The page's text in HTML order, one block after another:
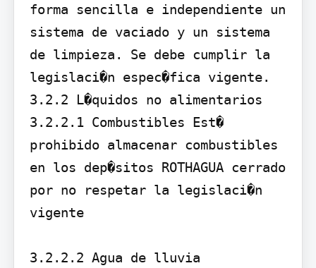
forma sencilla e independiente un
sistema de vaciado y un sistema
de limpieza. Se debe cumplir la
legislaci�n espec�fica vigente.
3.2.2 L�quidos no alimentarios
3.2.2.1 Combustibles Est�
prohibido almacenar combustibles
en los dep�sitos ROTHAGUA cerrado
por no respetar la legislaci�n
vigente
3.2.2.2 Agua de lluvia